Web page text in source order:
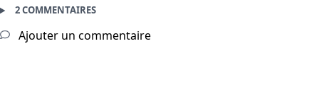
2 COMMENTAIRES
Ajouter un commentaire